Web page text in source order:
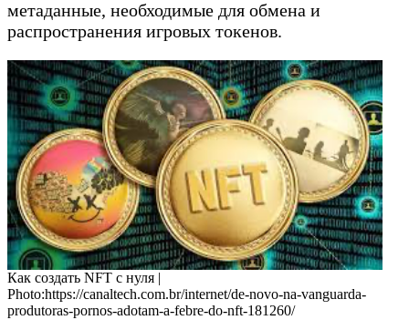
метаданные, необходимые для обмена и
распространения игровых токенов.
Как создать NFT с нуля |
Photo:https://canaltech.com.br/internet/de-novo-na-vanguarda-
produtoras-pornos-adotam-a-febre-do-nft-181260/